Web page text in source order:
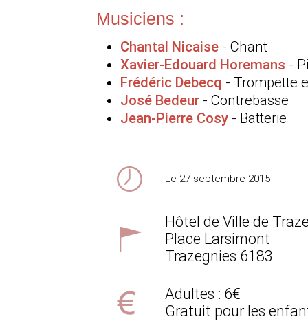
Musiciens :
Chantal Nicaise - Chant
Xavier-Edouard Horemans -
Frédéric Debecq - Trompette
José Bedeur - Contrebasse
Jean-Pierre Cosy - Batterie
Le 27 septembre 2015
Hôtel de Ville de
Place Larsimont
Trazegnies 6183
Adultes : 6€
Gratuit pour les